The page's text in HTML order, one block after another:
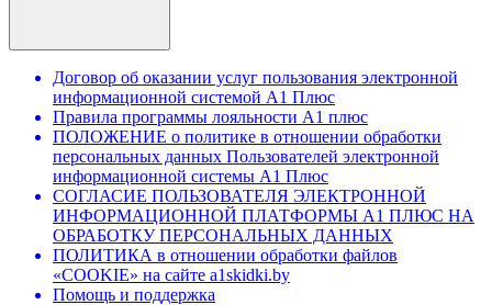
Договор об оказании услуг пользования электронной
информационной системой А1 Плюс
Правила программы лояльности А1 плюс
ПОЛОЖЕНИЕ о политике в отношении обработки
персональных данных Пользователей электронной
информационной системы А1 Плюс
СОГЛАСИЕ ПОЛЬЗОВАТЕЛЯ ЭЛЕКТРОННОЙ
ИНФОРМАЦИОННОЙ ПЛАТФОРМЫ А1 ПЛЮС НА
ОБРАБОТКУ ПЕРСОНАЛЬНЫХ ДАННЫХ
ПОЛИТИКА в отношении обработки файлов
«COOKIE» на сайте a1skidki.by
Помощь и поддержка